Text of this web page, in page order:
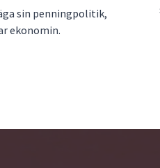
sin penningpolitik,
ekonomin.